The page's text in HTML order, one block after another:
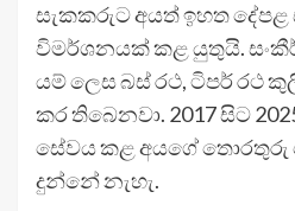
සැක­ක­රුට අයත් ඉහත
විම­ර්ශ­න­යක් කළ යුතුයි.
යම් ලෙස බස් රථ, ටිපර් රථ
කර තිබෙ­නවා. 2017 සිට
සේවය කළ අයගේ තොර­තුරු
දුන්නේ නැහැ.